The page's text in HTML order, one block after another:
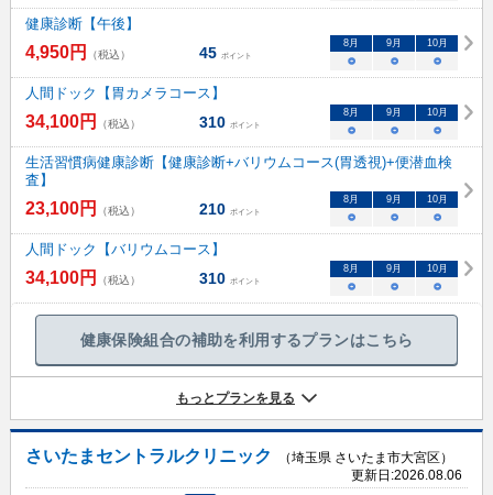
健康診断【午後】
4,950円 （税込） 45 ポイント
8 月 9 月 10月
○ ○ ○
人間ドック【胃カメラコース】
34,100円 （税込） 310 ポイント
8 月 9 月 10月
○ ○ ○
生活習慣病健康診断【健康診断+バリウムコース(胃透視)+便潜血検
査】
23,100円 （税込） 210 ポイント
8 月 9 月 10月
○ ○ ○
人間ドック【バリウムコース】
34,100円 （税込） 310 ポイント
8 月 9 月 10月
○ ○ ○
健康保険組合の補助を利用するプランはこちら
もっとプランを見る
さいたまセントラルクリニック
（埼玉県 さいたま市大宮区）
更新日:2026.08.06